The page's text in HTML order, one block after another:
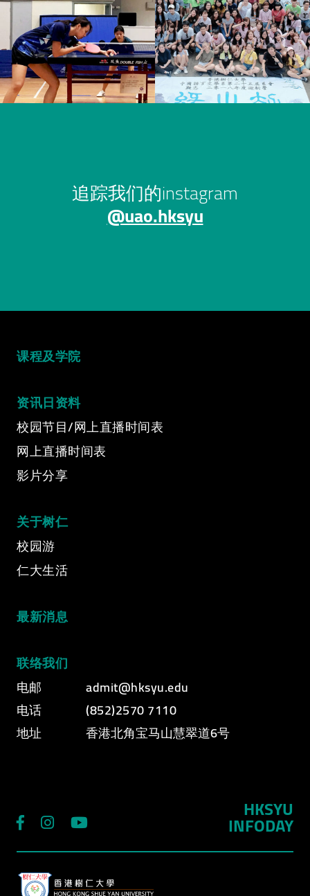
追踪我们的instagram
@uao.hksyu
课程及学院
资讯日资料
校园节目/网上直播时间表
网上直播时间表
影片分享
关于树仁
校园游
仁大生活
最新消息
联络我们
电邮
admit@hksyu.edu
电话
(852)2570 7110
地址
香港北角宝马山慧翠道6号
HKSYU
INFODAY